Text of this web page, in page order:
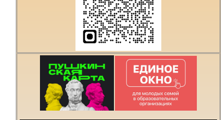
Есть предложения по
организации учебного
процесса или знаете,
как сделать техникум
лучше?
Написать о проблеме